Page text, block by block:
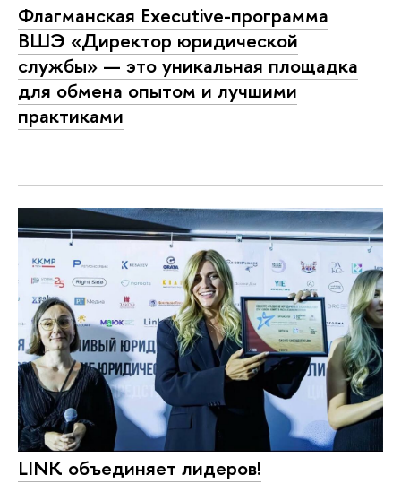
Флагманская Executive-программа
ВШЭ «Директор юридической
службы» — это уникальная площадка
для обмена опытом и лучшими
практиками
LINK объединяет лидеров!